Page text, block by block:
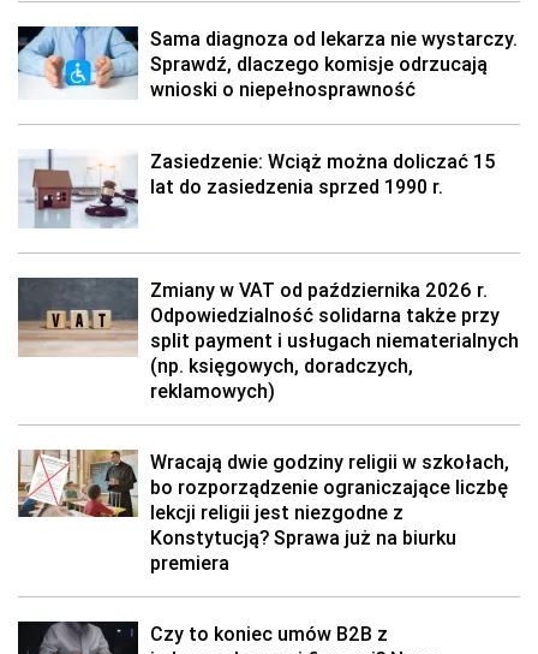
Sama diagnoza od lekarza nie wystarczy.
Sprawdź, dlaczego komisje odrzucają
wnioski o niepełnosprawność
Zasiedzenie: Wciąż można doliczać 15
lat do zasiedzenia sprzed 1990 r.
Zmiany w VAT od października 2026 r.
Odpowiedzialność solidarna także przy
split payment i usługach niematerialnych
(np. księgowych, doradczych,
reklamowych)
Wracają dwie godziny religii w szkołach,
bo rozporządzenie ograniczające liczbę
lekcji religii jest niezgodne z
Konstytucją? Sprawa już na biurku
premiera
Czy to koniec umów B2B z